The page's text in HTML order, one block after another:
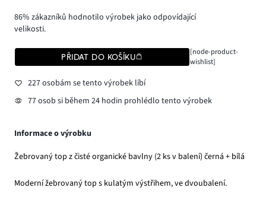
86% zákazníků hodnotilo výrobek jako odpovídající
velikosti.
PŘIDAT DO KOŠÍKU
[node-product-
wishlist]
227 osobám se tento výrobek líbí
77 osob si během 24 hodin prohlédlo tento výrobek
Informace o výrobku
Žebrovaný top z čisté organické bavlny (2 ks v balení) černá + bílá
Moderní žebrovaný top s kulatým výstřihem, ve dvoubalení.